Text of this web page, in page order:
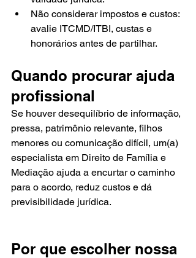
Não considerar impostos e custos:
avalie ITCMD/ITBI, custas e
honorários antes de partilhar.
Quando procurar ajuda
profissional
Se houver desequilíbrio de informação,
pressa, patrimônio relevante, filhos
menores ou comunicação difícil, um(a)
especialista em Direito de Família e
Mediação ajuda a encurtar o caminho
para o acordo, reduz custos e dá
previsibilidade jurídica.
Por que escolher nossa